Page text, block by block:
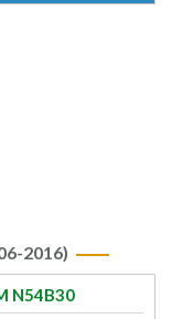
2016)
N54B30